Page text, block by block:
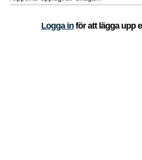
Logga in för att lägga upp